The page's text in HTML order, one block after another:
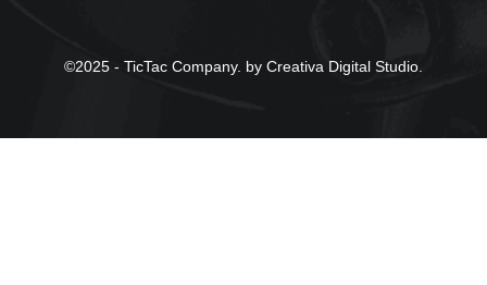
©2025 - TicTac Company. by Creativa Digital Studio.